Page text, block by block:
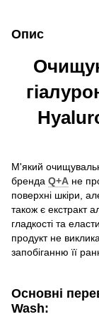
Опис
М'який
бренда Q+A не
поверхні шкіри,
також є екстракт
гладкості та
продукт не
запобіганню її
Основні
Wash: